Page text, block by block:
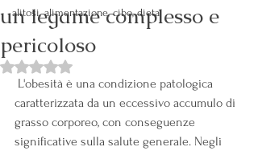
alitosi, alimentazione, cibo, dieta
un legame complesso e
pericoloso
Valutazione NaN stelle su 5.
caratterizzata da un eccessivo accumulo di
grasso corporeo, con conseguenze
significative sulla salute generale. Negli